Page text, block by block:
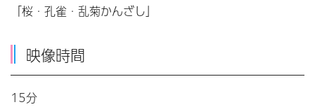
「桜・孔雀・乱菊かんざし」
映像時間
15分